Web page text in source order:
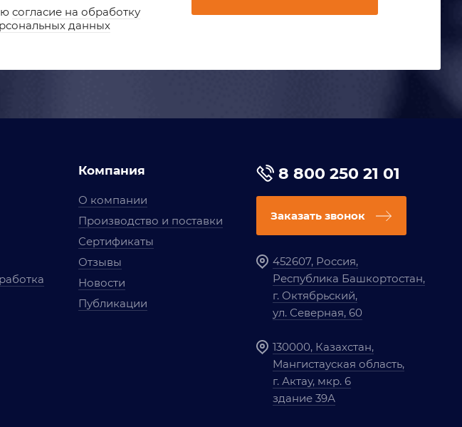
согласие на обработку
данных
Компания
О компании
Производство и поставки
Сертификаты
Отзывы
Новости
Публикации
8 800 250 21 01
Заказать звонок
452607, Россия,
Республика Башкортостан,
г. Октябрьский,
ул. Северная, 60
130000, Казахстан,
Мангистауская область,
г. Актау, мкр. 6
здание 39А